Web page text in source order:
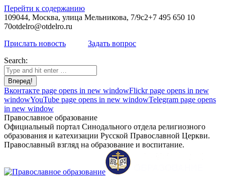
Перейти к содержанию
109044, Москва, улица Мельникова, 7/9с2+7 495 650 10
70otdelro@otdelro.ru
Прислать новость
Задать вопрос
Search:
Вконтакте page opens in new windowFlickr page opens in new
windowYouTube page opens in new windowTelegram page opens
in new window
Православное образование
Официальный портал Синодального отдела религиозного
образования и катехизации Русской Православной Церкви.
Православный взгляд на образование и воспитание.